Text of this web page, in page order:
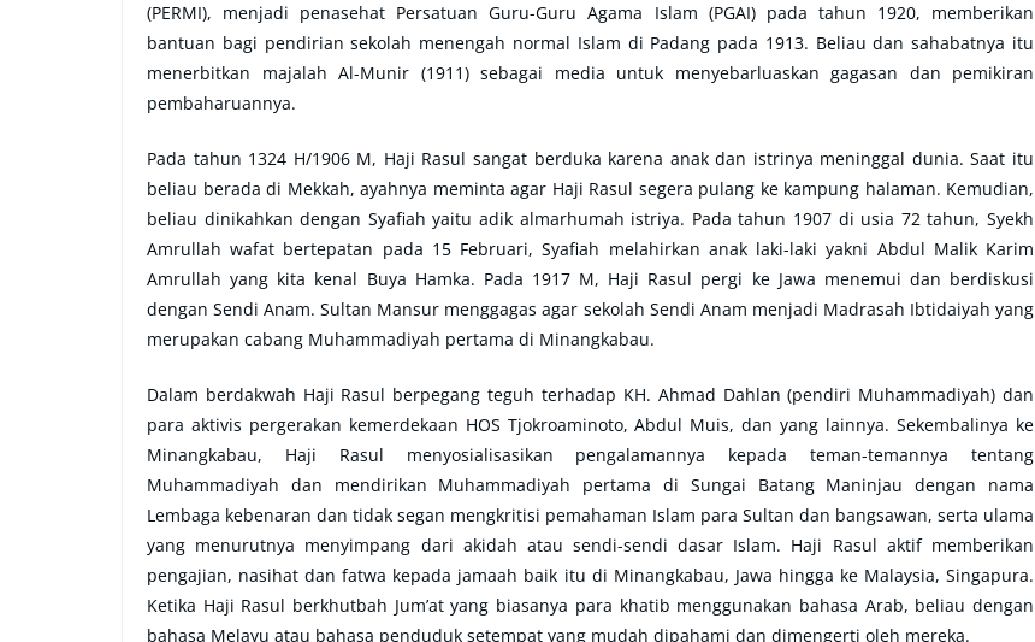
(PERMI), menjadi penasehat Persatuan Guru-Guru Agama Islam (PGAI) pada tahun 1920, memberikan
bantuan bagi pendirian sekolah menengah normal Islam di Padang pada 1913. Beliau dan sahabatnya itu
menerbitkan majalah Al-Munir (1911) sebagai media untuk menyebarluaskan gagasan dan pemikiran
pembaharuannya.
Pada tahun 1324 H/1906 M, Haji Rasul sangat berduka karena anak dan istrinya meninggal dunia. Saat itu
beliau berada di Mekkah, ayahnya meminta agar Haji Rasul segera pulang ke kampung halaman. Kemudian,
beliau dinikahkan dengan Syafiah yaitu adik almarhumah istriya. Pada tahun 1907 di usia 72 tahun, Syekh
Amrullah wafat bertepatan pada 15 Februari, Syafiah melahirkan anak laki-laki yakni Abdul Malik Karim
Amrullah yang kita kenal Buya Hamka. Pada 1917 M, Haji Rasul pergi ke Jawa menemui dan berdiskusi
dengan Sendi Anam. Sultan Mansur menggagas agar sekolah Sendi Anam menjadi Madrasah Ibtidaiyah yang
merupakan cabang Muhammadiyah pertama di Minangkabau.
Dalam berdakwah Haji Rasul berpegang teguh terhadap KH. Ahmad Dahlan (pendiri Muhammadiyah) dan
para aktivis pergerakan kemerdekaan HOS Tjokroaminoto, Abdul Muis, dan yang lainnya. Sekembalinya ke
Minangkabau, Haji Rasul menyosialisasikan pengalamannya kepada teman-temannya tentang
Muhammadiyah dan mendirikan Muhammadiyah pertama di Sungai Batang Maninjau dengan nama
Lembaga kebenaran dan tidak segan mengkritisi pemahaman Islam para Sultan dan bangsawan, serta ulama
yang menurutnya menyimpang dari akidah atau sendi-sendi dasar Islam. Haji Rasul aktif memberikan
pengajian, nasihat dan fatwa kepada jamaah baik itu di Minangkabau, Jawa hingga ke Malaysia, Singapura.
Ketika Haji Rasul berkhutbah Jum’at yang biasanya para khatib menggunakan bahasa Arab, beliau dengan
bahasa Melayu atau bahasa penduduk setempat yang mudah dipahami dan dimengerti oleh mereka.